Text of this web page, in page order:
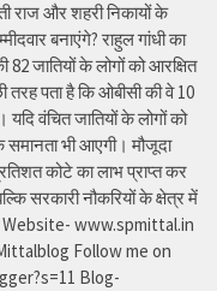
राज और शहरी निकायों के
बनाएंगे? राहुल गांधी का
82 जातियों के लोगों को आरक्षित
तरह पता है कि ओबीसी की वे 10
यदि वंचित जातियों के लोगों को
समानता भी आएगी। मौजूदा
कोटे का लाभ प्राप्त कर
सरकारी नौकरियों के क्षेत्र में
Website- www.spmittal.in
Follow me on
Blog-